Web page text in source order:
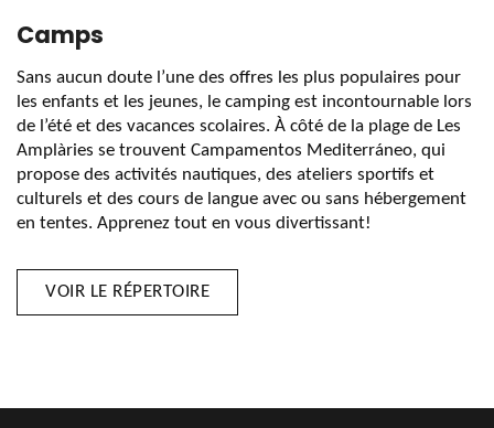
Camps
Sans aucun doute l’une des offres les plus populaires pour
les enfants et les jeunes, le camping est incontournable lors
de l’été et des vacances scolaires. À côté de la plage de Les
Amplàries se trouvent Campamentos Mediterráneo, qui
propose des activités nautiques, des ateliers sportifs et
culturels et des cours de langue avec ou sans hébergement
en tentes. Apprenez tout en vous divertissant!
VOIR LE RÉPERTOIRE